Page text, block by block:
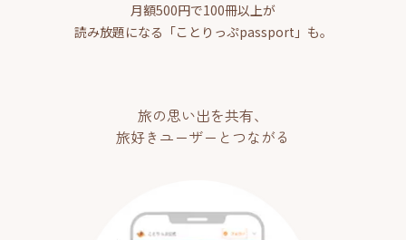
月額500円で100冊以上が
読み放題になる「ことりっぷpassport」も。
旅の思い出を共有、
旅好きユーザーとつながる